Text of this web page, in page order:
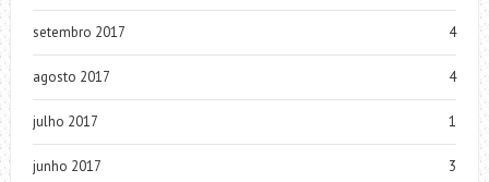
setembro 2017 4
agosto 2017 4
julho 2017 1
junho 2017 3